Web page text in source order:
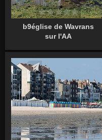
b9église de Wavrans
sur l'AA
Écrire un commentaire